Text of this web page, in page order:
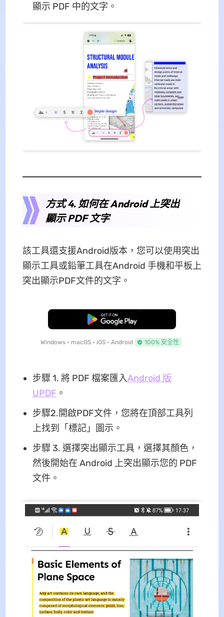
顯示 PDF 中的文字。
方式 4. 如何在 Android 上突出
顯示 PDF 文字
該工具還支援Android版本，您可以使用突出
顯示工具或鉛筆工具在Android 手機和平板上
突出顯示PDF文件的文字。
免費下載
Windows • macOS • iOS • Android 100% 安全性
步驟 1. 將 PDF 檔案匯入Android 版
UPDF 。
步驟2.開啟PDF文件，您將在頂部工具列
上找到「標記」圖示。
步驟 3. 選擇突出顯示工具，選擇其顏色，
然後開始在 Android 上突出顯示您的 PDF
文件。